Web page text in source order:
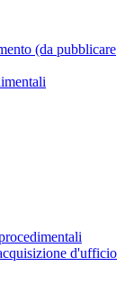
(da pubblicare
d'ufficio